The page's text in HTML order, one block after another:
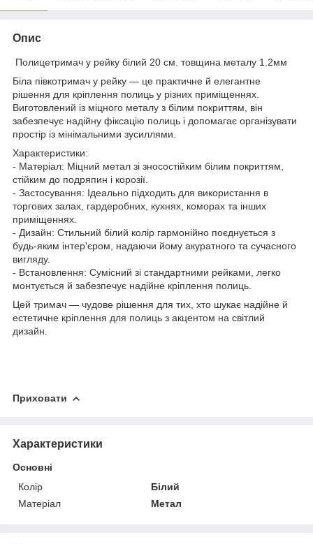
Опис
Полицетримач у рейку білий 20 см. товщина металу 1.2мм
Біла півкотримач у рейку — це практичне й елегантне
рішення для кріплення полиць у різних приміщеннях.
Виготовлений із міцного металу з білим покриттям, він
забезпечує надійну фіксацію полиць і допомагає організувати
простір із мінімальними зусиллями.
Характеристики:
- Матеріал: Міцний метал зі зносостійким білим покриттям,
стійким до подряпин і корозії.
- Застосування: Ідеально підходить для використання в
торгових залах, гардеробних, кухнях, коморах та інших
приміщеннях.
- Дизайн: Стильний білий колір гармонійно поєднується з
будь-яким інтер'єром, надаючи йому акуратного та сучасного
вигляду.
- Встановлення: Сумісний зі стандартними рейками, легко
монтується й забезпечує надійне кріплення полиць.
Цей тримач — чудове рішення для тих, хто шукає надійне й
естетичне кріплення для полиць з акцентом на світлий
дизайн.
Приховати
Характеристики
Основні
Колір
Білий
Матеріал
Метал